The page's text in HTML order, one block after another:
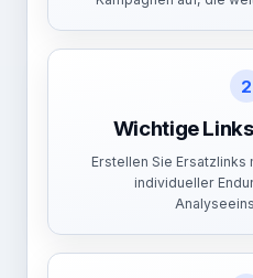
2
Wichtige
Erstellen Sie
individueller